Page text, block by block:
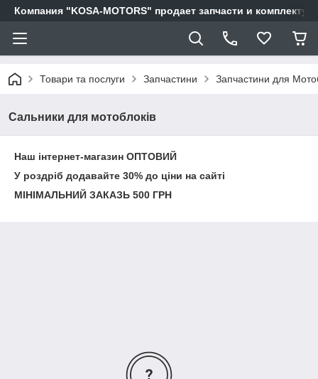
Компания "KOSA-MOTORS" продает запчасти и
Товари та послуги Запчастини Запчастини для
Сальники для мотоблоків
Наш інтернет-магазин ОПТОВИЙ
У роздріб додавайте 30% до ціни на сайті
МІНІМАЛЬНИЙ ЗАКАЗЬ 500 ГРН